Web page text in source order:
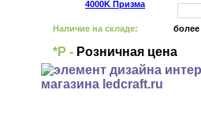
Наличие на складе: более
*Р - Розничная цена